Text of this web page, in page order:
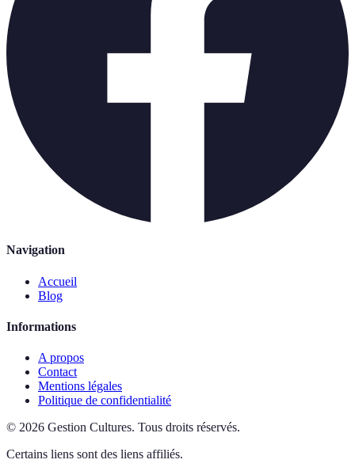
Navigation
Accueil
Blog
Informations
A propos
Contact
Mentions légales
Politique de confidentialité
© 2026 Gestion Cultures. Tous droits réservés.
Certains liens sont des liens affiliés.